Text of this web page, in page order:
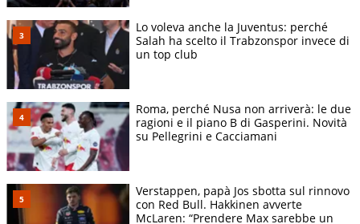
Lo voleva anche la Juventus: perché
Salah ha scelto il Trabzonspor invece di
un top club
Roma, perché Nusa non arriverà: le due
ragioni e il piano B di Gasperini. Novità
su Pellegrini e Cacciamani
Verstappen, papà Jos sbotta sul rinnovo
con Red Bull. Hakkinen avverte
McLaren: “Prendere Max sarebbe un